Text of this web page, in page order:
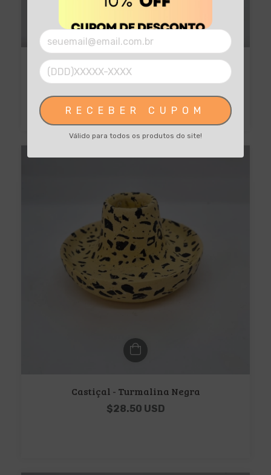
RECEBER CUPOM
Válido para todos os produtos do site!
Castiçal base reta- Turmalina Negra
$28.50 USD
Castiçal - Turmalina Negra
$28.50 USD